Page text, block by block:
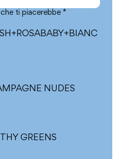
ti piacerebbe *
NUDES
GREENS